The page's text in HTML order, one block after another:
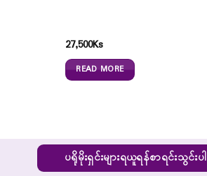
27,500Ks
READ MORE
ပရိုမိုးရှင်းများရယူရန်စာရင်းသွင်းပါ